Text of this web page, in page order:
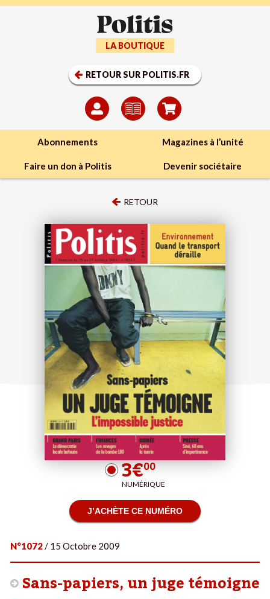
RETOUR SUR POLITIS.FR
LA BOUTIQUE
Abonnements Magazines à l’unité
Faire un don à Politis Devenir sociétaire
RETOUR
3€00
NUMÉRIQUE
J’ACHÈTE CE NUMÉRO
N°1072 / 15 Octobre 2009
Sans-papiers, un juge témoigne